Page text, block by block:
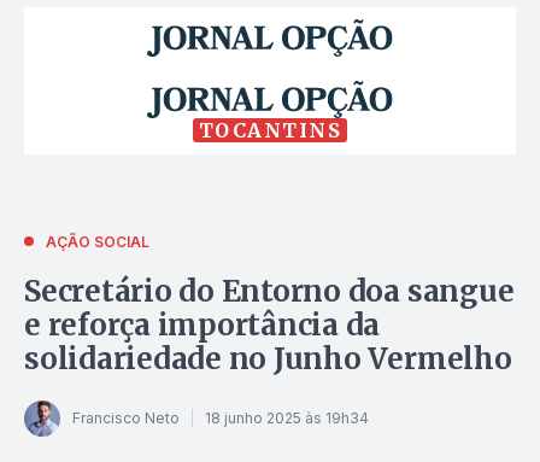
TOCANTINS
AÇÃO SOCIAL
Secretário do Entorno doa sangue
e reforça importância da
solidariedade no Junho Vermelho
Francisco Neto 18 junho 2025 às 19h34